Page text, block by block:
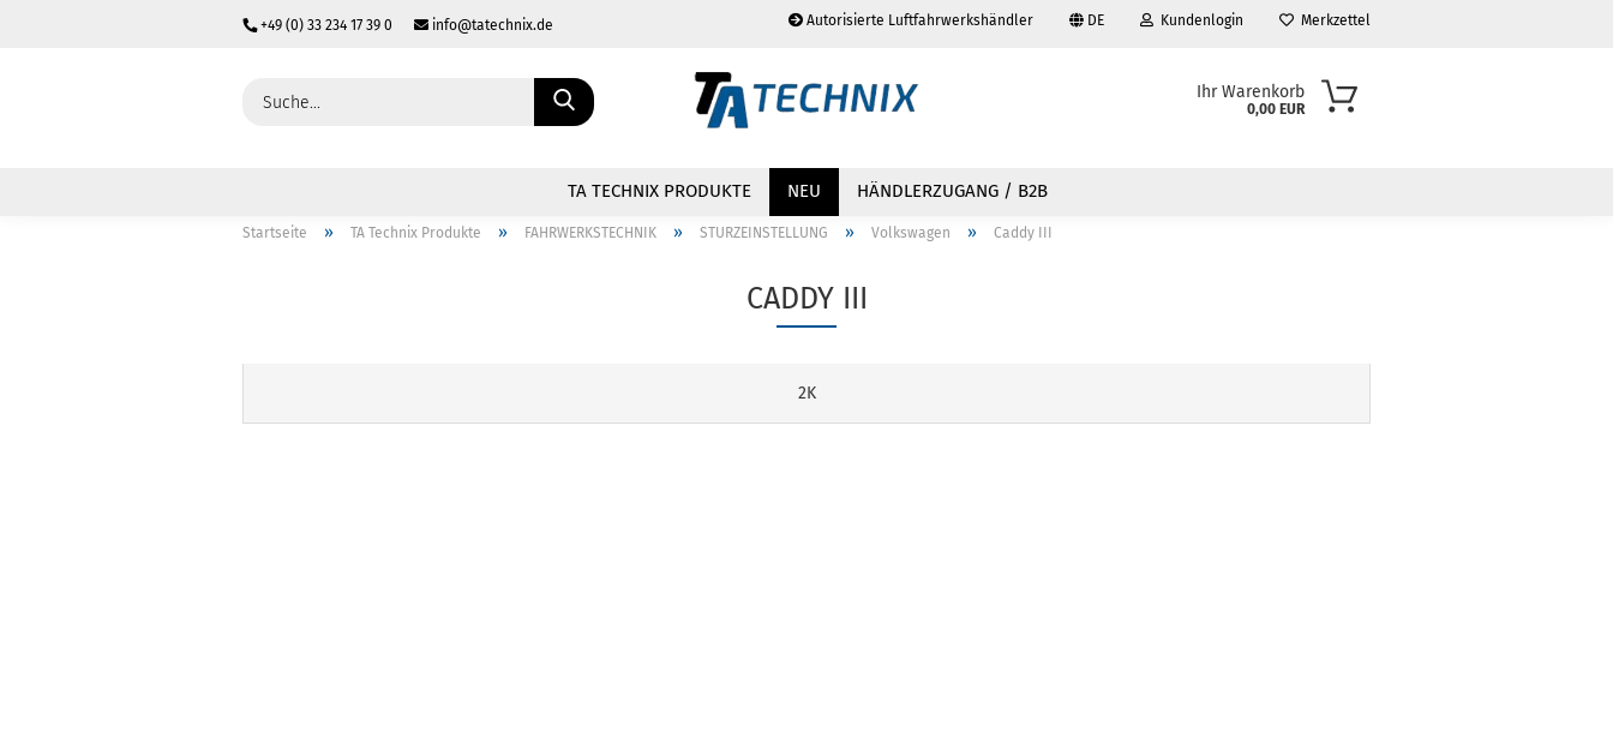
+49 (0) 33 234 17 39 0 info@tatechnix.de Autorisierte Luftfahrwerkshändler DE
Sprache auswählen
Kundenlogin Merkzettel
Ihr Warenkorb
0,00 EUR
TA TECHNIX PRODUKTE NEU HÄNDLERZUGANG / B2B
Startseite » TA Technix Produkte » FAHRWERKSTECHNIK » STURZEINSTELLUNG » Volkswagen » Caddy III
CADDY III
2K